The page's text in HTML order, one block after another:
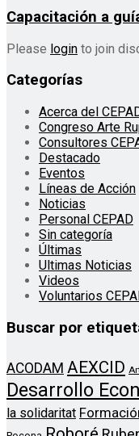
Capacitación a
Please login to join
Categorías
Acerca del
Congreso Arte
Consultores
Destacado
Eventos
Líneas de Acción
Noticias
Personal CEPAD
Sin categoría
Últimas
Ultimas Noticias
Videos
Voluntarios
Buscar por
ACODAM AEXCID
Desarrollo
la solidaritat